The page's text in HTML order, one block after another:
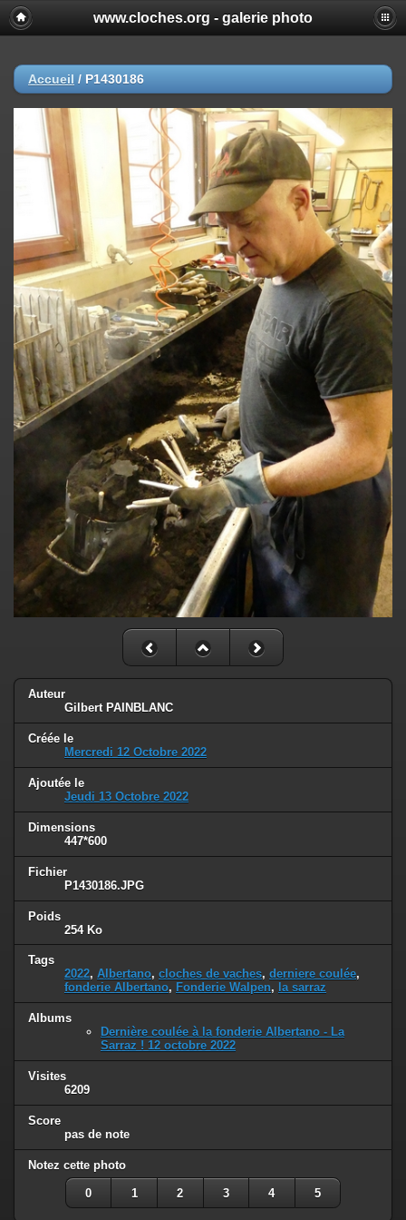
www.cloches.org - galerie photo
Accueil / P1430186
Auteur
Gilbert PAINBLANC
Créée le
Mercredi 12 Octobre 2022
Ajoutée le
Jeudi 13 Octobre 2022
Dimensions
447*600
Fichier
P1430186.JPG
Poids
254 Ko
Tags
2022, Albertano, cloches de vaches, derniere coulée,
fonderie Albertano, Fonderie Walpen, la sarraz
Albums
Dernière coulée à la fonderie Albertano - La
Sarraz ! 12 octobre 2022
Visites
6209
Score
pas de note
Notez cette photo
0 1 2 3 4 5